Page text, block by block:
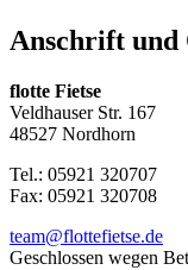
Anschrift und
flotte Fietse
Veldhauser Str. 167
48527 Nordhorn
Tel.: 05921 320707
Fax: 05921 320708
team@flottefietse.de
Geschlossen wegen